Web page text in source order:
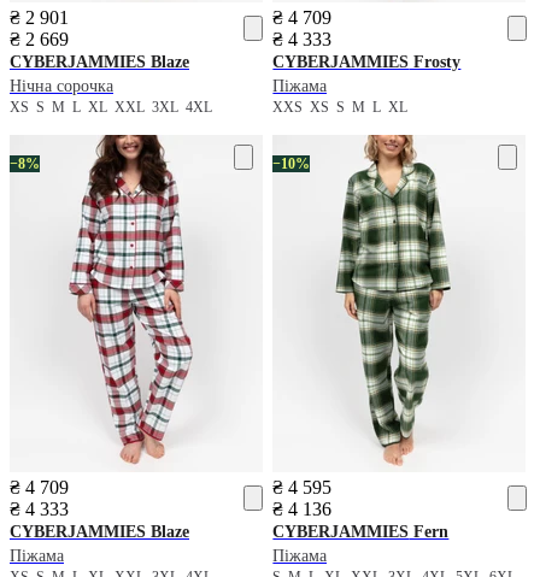
₴ 2 901
₴ 2 669
CYBERJAMMIES Blaze
Нічна сорочка
XS S M L XL XXL 3XL 4XL
₴ 4 709
₴ 4 333
CYBERJAMMIES Frosty
Піжама
XXSXSSMLXL
−8%
₴ 4 709
₴ 4 333
CYBERJAMMIES Blaze
Піжама
−10%
₴ 4 595
₴ 4 136
CYBERJAMMIES Fern
Піжама